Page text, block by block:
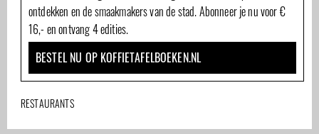
ontdekken en de smaakmakers van de stad. Abonneer je nu voor €
16,- en ontvang 4 edities.
BESTEL NU OP KOFFIETAFELBOEKEN.NL
RESTAURANTS